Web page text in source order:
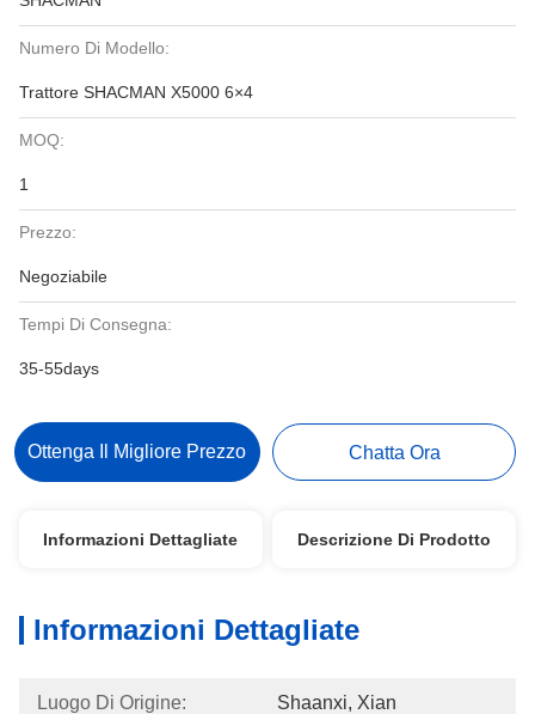
Numero Di Modello:
Trattore SHACMAN X5000 6×4
MOQ:
1
Prezzo:
Negoziabile
Tempi Di Consegna:
35-55days
Ottenga Il Migliore Prezzo Chatta Ora
Informazioni Dettagliate Descrizione Di Prodotto
Informazioni Dettagliate
Luogo Di Origine: Shaanxi, Xian